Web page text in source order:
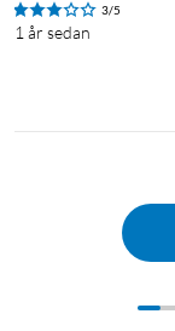
3/5
1 år sedan